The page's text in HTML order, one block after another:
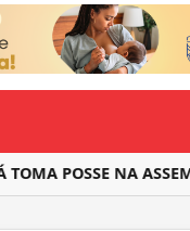
POSSE NA